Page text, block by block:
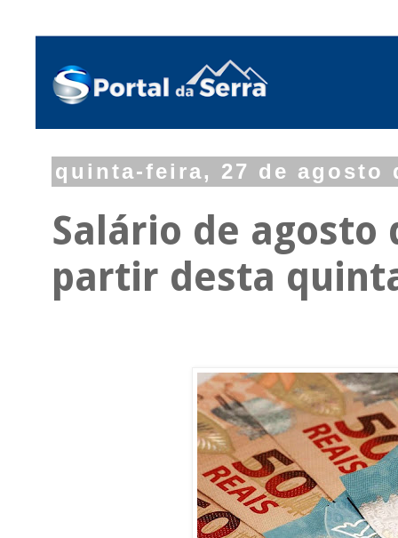
quinta-feira, 27 de agosto
Salário de agosto
partir desta